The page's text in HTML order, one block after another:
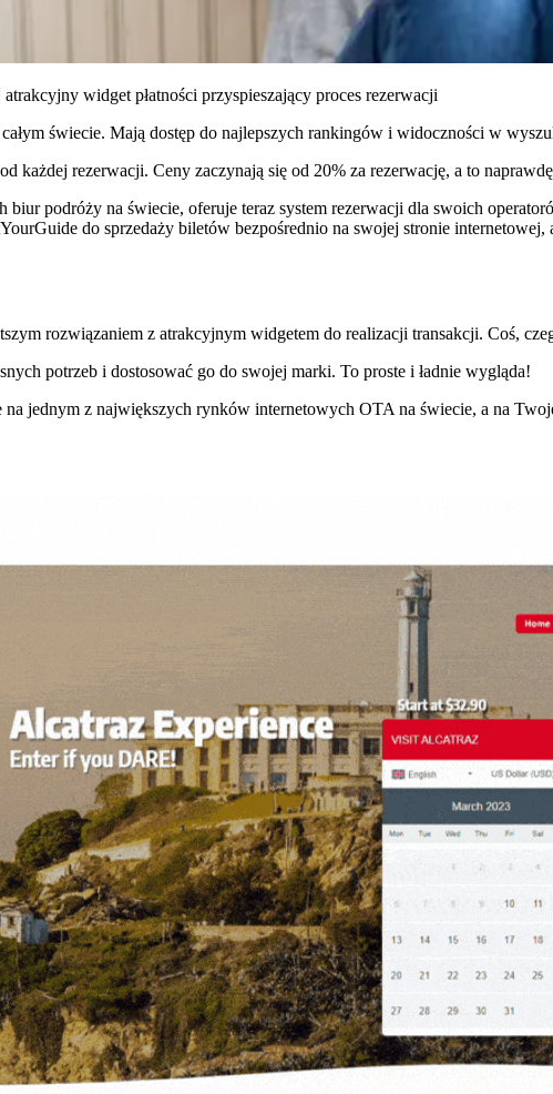
widget płatności przyspieszający proces rezerwacji
świecie. Mają dostęp do najlepszych rankingów i widoczności w
każdej rezerwacji. Ceny zaczynają się od 20% za rezerwację, a to
podróży na świecie, oferuje teraz system rezerwacji dla swoich
do sprzedaży biletów bezpośrednio na swojej stronie
rozwiązaniem z atrakcyjnym widgetem do realizacji transakcji. Coś,
potrzeb i dostosować go do swojej marki. To proste i ładnie wygląda!
jednym z największych rynków internetowych OTA na świecie, a na